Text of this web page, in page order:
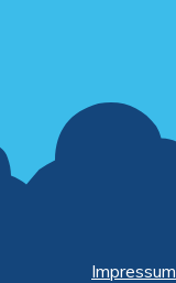
Impressum